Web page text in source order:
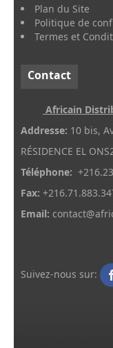
Plan du Site
Politique de
Termes et
Contact
Africain
Addresse: 10 bis,
RÉSIDENCE EL
Téléphone:
Fax:
Email:
Suivez-nous sur: